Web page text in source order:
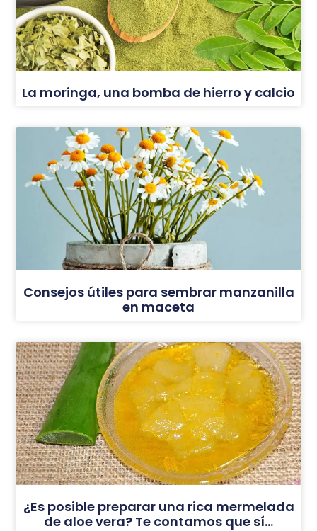
La moringa, una bomba de hierro y calcio
Consejos útiles para sembrar manzanilla
en maceta
¿Es posible preparar una rica mermelada
de aloe vera? Te contamos que sí…